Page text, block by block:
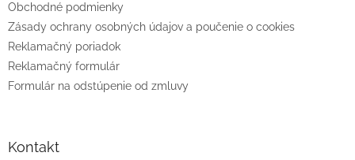
eObchodné podmienky
Zásady ochrany osobných údajov a poučenie o cookies
Reklamačný poriadok
Reklamačný formulár
Formulár na odstúpenie od zmluvy
Kontakt